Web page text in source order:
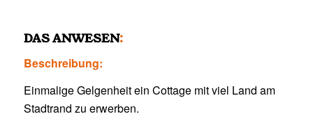
DAS ANWESEN:
Beschreibung:
Einmalige Gelgenheit ein Cottage mit viel Land am
Stadtrand zu erwerben.